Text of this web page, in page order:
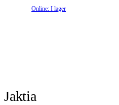
Online: I lager
Jaktia